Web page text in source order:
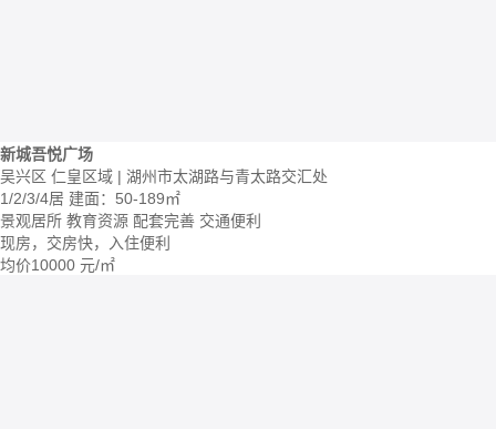
新城吾悦广场
吴兴区 仁皇区域 | 湖州市太湖路与青太路交汇处
1/2/3/4居 建面：50-189㎡
景观居所 教育资源 配套完善 交通便利
现房，交房快，入住便利
均价10000 元/㎡